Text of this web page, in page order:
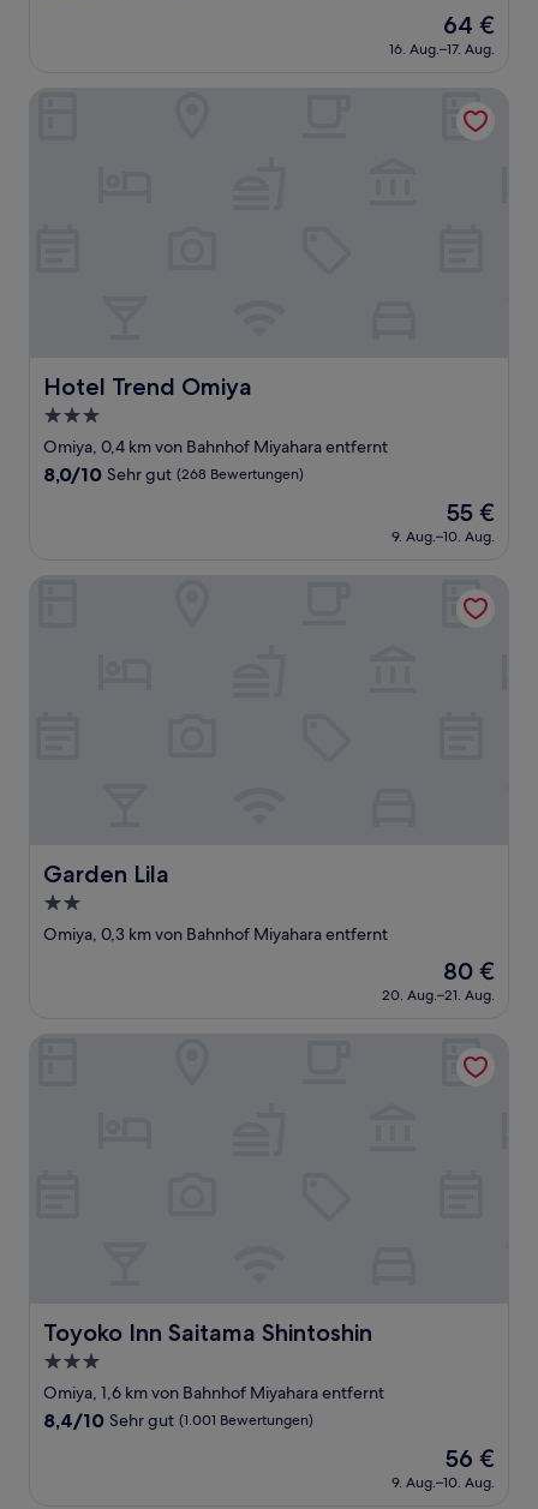
Bewertungen)
Der
Preis
beträgt
64 €
16. Aug.–17. Aug.
Hotel Trend Omiya
Hotel Trend Omiya
3.0-
Sterne-
Unterkunft
Omiya, 0,4 km von Bahnhof Miyahara entfernt
8.0
(268
8,0/10 Sehr gut (268 Bewertungen)
Der
Preis
beträgt
55 €
9. Aug.–10. Aug.
Garden Lila
Garden Lila
2.0-
Sterne-
Omiya, 0,3 km von Bahnhof Miyahara entfernt
Der
Preis
beträgt
80 €
20. Aug.–21. Aug.
Toyoko Inn Saitama Shintoshin
Toyoko Inn Saitama Shintoshin
3.0-
Sterne-
Unterkunft
Omiya, 1,6 km von Bahnhof Miyahara entfernt
8.4
8,4/10 Sehr gut (1.001 Bewertungen)
Der
Preis
beträgt
56 €
9. Aug.–10. Aug.